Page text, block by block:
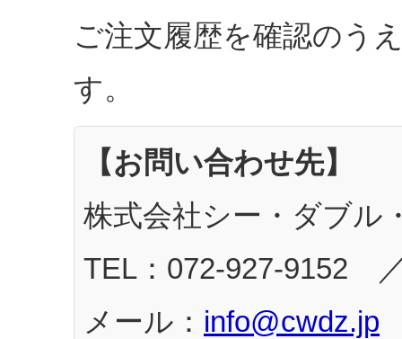
ご注文履歴を確認のう
す。
【お問い合わせ先】
株式会社シー・ダブル
TEL：072-927-9152
メール： info@cwdz.jp